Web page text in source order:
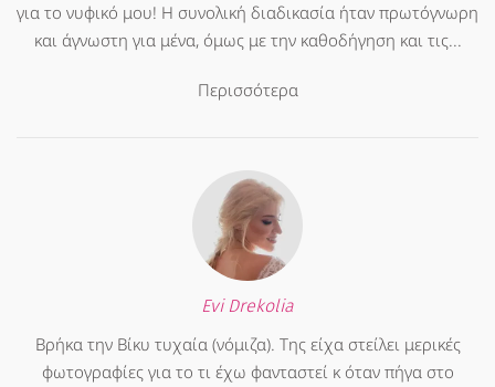
για το νυφικό μου! Η συνολική διαδικασία ήταν πρωτόγνωρη
και άγνωστη για μένα, όμως με την καθοδήγηση και τις...
Περισσότερα
Evi Drekolia
Βρήκα την Βίκυ τυχαία (νόμιζα). Της είχα στείλει μερικές
φωτογραφίες για το τι έχω φανταστεί κ όταν πήγα στο